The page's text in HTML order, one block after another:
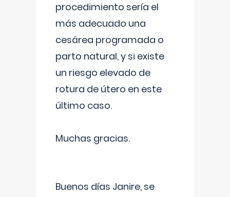
procedimiento sería el
más adecuado una
cesárea programada o
parto natural, y si existe
un riesgo elevado de
rotura de útero en este
último caso.
Muchas gracias.
Buenos días Janire, se